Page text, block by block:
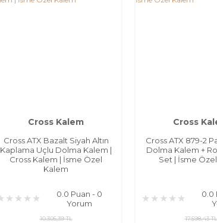
Cross Kalem
Cross ATX Bazalt Siyah Altın
Kaplama Uçlu Dolma Kalem |
Cross Kalem | İsme Özel
Kalem
0.0 Puan - 0
Yorum
10.305,39 TL
Cross
Cross ATX 879-2
Dolma Kalem +
Set | İsme
0.0
17.598,43 TL